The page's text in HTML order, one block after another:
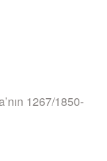
1267/1850-